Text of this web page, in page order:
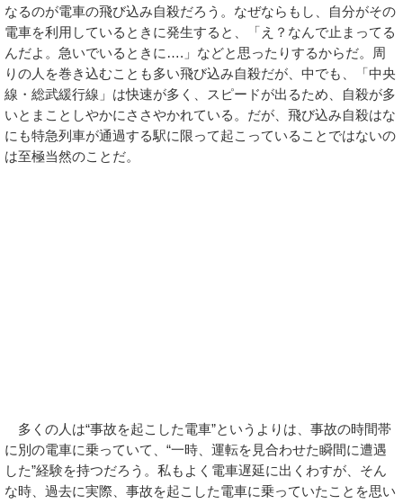
なるのが電車の飛び込み自殺だろう。なぜならもし、自分がその
電車を利用しているときに発生すると、「え？なんで止まってる
んだよ。急いでいるときに….」などと思ったりするからだ。周
りの人を巻き込むことも多い飛び込み自殺だが、中でも、「中央
線・総武緩行線」は快速が多く、スピードが出るため、自殺が多
いとまことしやかにささやかれている。だが、飛び込み自殺はな
にも特急列車が通過する駅に限って起こっていることではないの
は至極当然のことだ。
多くの人は“事故を起こした電車”というよりは、事故の時間帯
に別の電車に乗っていて、“一時、運転を見合わせた瞬間に遭遇
した”経験を持つだろう。私もよく電車遅延に出くわすが、そん
な時、過去に実際、事故を起こした電車に乗っていたことを思い